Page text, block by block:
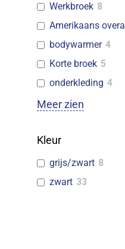
Werkbroek 8
Amerikaans overall
bodywarmer 4
Korte broek 5
onderkleding 4
Meer zien
Kleur
grijs/zwart 8
zwart 33